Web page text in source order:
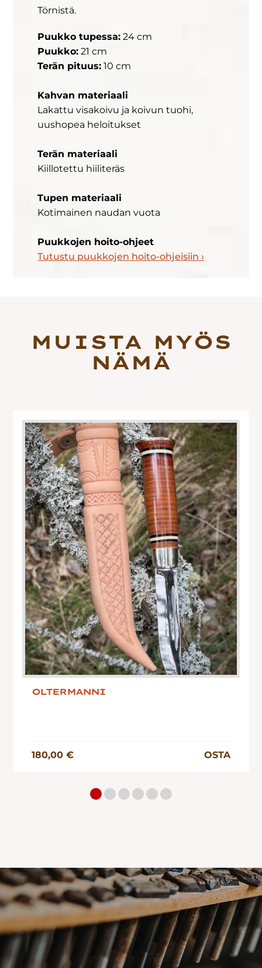
Törnistä.
Puukko tupessa: 24 cm
Puukko: 21 cm
Terän pituus: 10 cm
Kahvan materiaali
Lakattu visakoivu ja koivun tuohi,
uushopea heloitukset
Terän materiaali
Kiillotettu hiiliteräs
Tupen materiaali
Kotimainen naudan vuota
Puukkojen hoito-ohjeet
Tutustu puukkojen hoito-ohjeisiin ›
OLTERMANNI
180,00 € OSTA